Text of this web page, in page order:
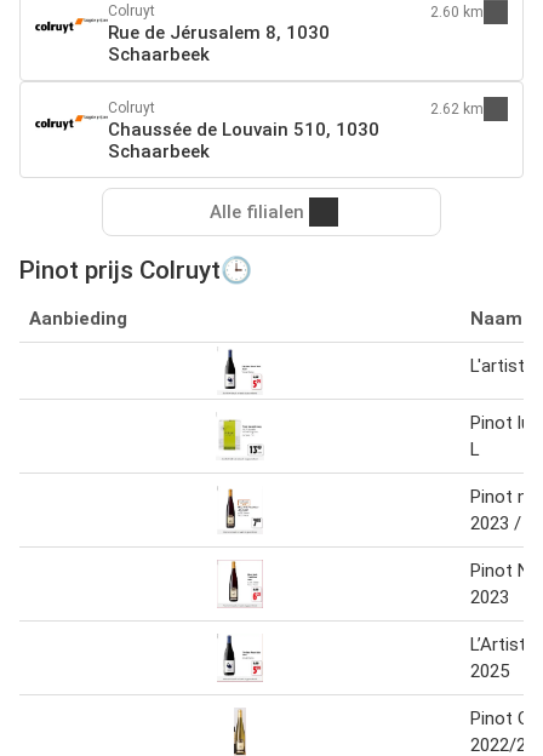
Colruyt
Rue de Jérusalem 8, 1030
Schaarbeek
2.60 km
Colruyt
Chaussée de Louvain 510, 1030
Schaarbeek
2.62 km
Alle filialen
Pinot prijs Colruyt🕒
Aanbieding Naam
L'artiste
Pinot
L
Pinot
2023 /
Pinot
2023
2025
Pinot
2022/